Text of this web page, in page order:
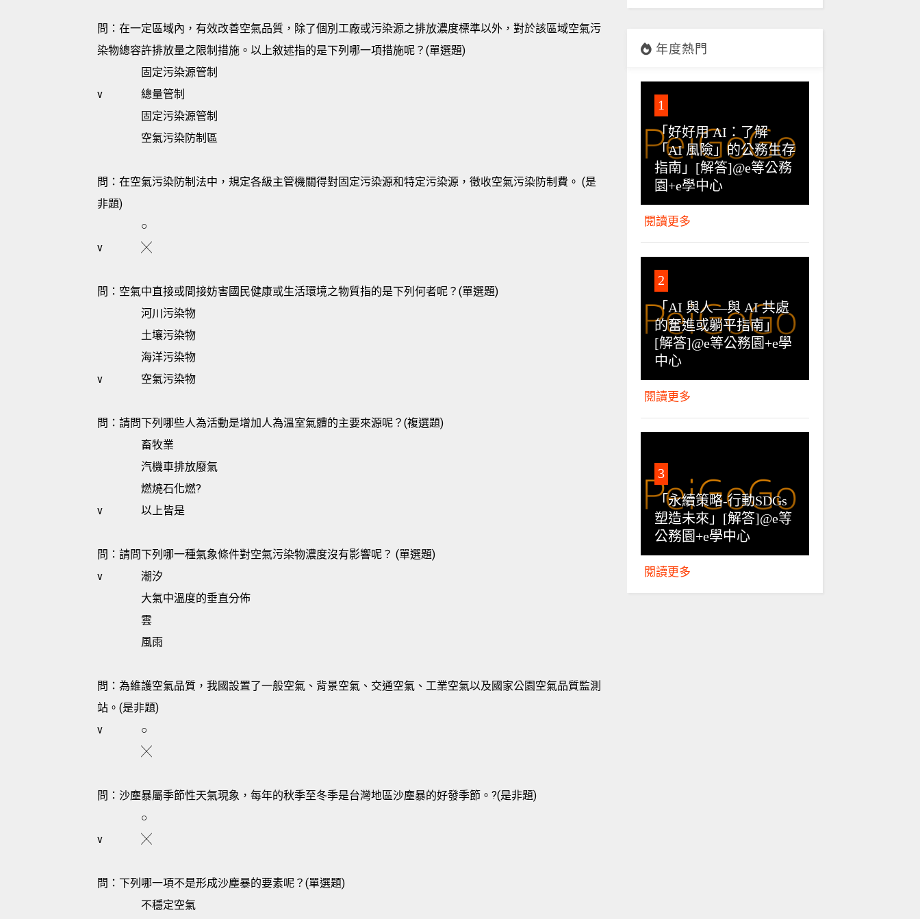
問：在一定區域內，有效改善空氣品質，除了個別工廠或污染源之排放濃度標準以外，對於該區域空氣污
染物總容許排放量之限制措施。以上敘述指的是下列哪一項措施呢？(單選題)
固定污染源管制
v
總量管制
固定污染源管制
空氣污染防制區
問：在空氣污染防制法中，規定各級主管機關得對固定污染源和特定污染源，徵收空氣污染防制費。 (是
非題)
○
v
╳
問：空氣中直接或間接妨害國民健康或生活環境之物質指的是下列何者呢？(單選題)
河川污染物
土壤污染物
海洋污染物
v
空氣污染物
問：請問下列哪些人為活動是增加人為溫室氣體的主要來源呢？(複選題)
畜牧業
汽機車排放廢氣
燃燒石化燃?
v
以上皆是
問：請問下列哪一種氣象條件對空氣污染物濃度沒有影響呢？ (單選題)
v
潮汐
大氣中溫度的垂直分佈
雲
風雨
問：為維護空氣品質，我國設置了一般空氣、背景空氣、交通空氣、工業空氣以及國家公園空氣品質監測
站。(是非題)
v
○
╳
問：沙塵暴屬季節性天氣現象，每年的秋季至冬季是台灣地區沙塵暴的好發季節。?(是非題)
○
v
╳
問：下列哪一項不是形成沙塵暴的要素呢？(單選題)
不穩定空氣
年度熱門
1
「好好用 AI：了解
「AI 風險」的公務生存
指南」[解答]@e等公務
園+e學中心
閱讀更多
2
「AI 與人—與 AI 共處
的奮進或躺平指南」
[解答]@e等公務園+e學
中心
閱讀更多
3
「永續策略-行動SDGs
塑造未來」[解答]@e等
公務園+e學中心
閱讀更多